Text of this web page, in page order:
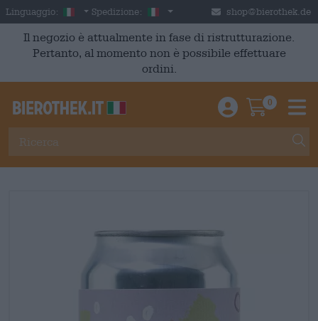
Skip to main content
Linguaggio: Italian
Spedizione: Italia shop@bierothek.de
Il negozio è attualmente in fase di ristrutturazione.
Pertanto, al momento non è possibile effettuare
ordini.
Einloggen /
0